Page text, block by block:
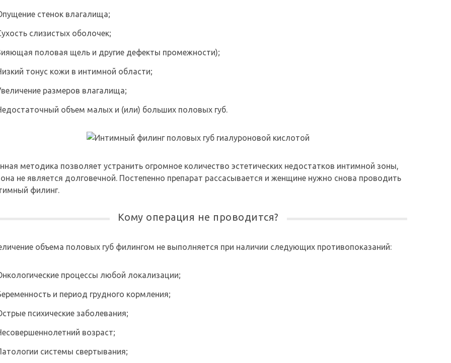
стенок влагалища;
слизистых оболочек;
половая щель и другие дефекты промежности);
тонус кожи в интимной области;
размеров влагалища;
объем малых и (или) больших половых губ.
методика позволяет устранить огромное количество эстетических недостатков интимной зоны,
не является долговечной. Постепенно препарат рассасывается и женщине нужно снова проводить
филинг.
Кому операция не проводится?
объема половых губ филингом не выполняется при наличии следующих противопоказаний:
процессы любой локализации;
и период грудного кормления;
психические заболевания;
возраст;
системы свертывания;